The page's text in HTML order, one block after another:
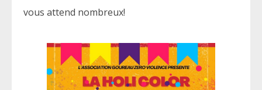
vous attend nombreux!